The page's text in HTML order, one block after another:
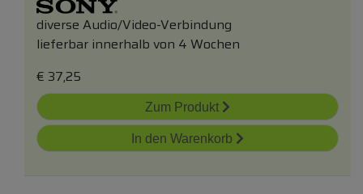
diverse Audio/Video-Verbindung
lieferbar innerhalb von 4 Wochen
€ 37,25
Zum Produkt
In den Warenkorb